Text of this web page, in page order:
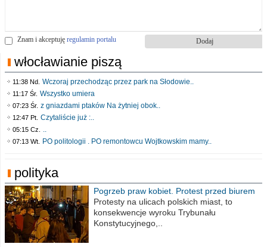
Znam i akceptuję regulamin portalu
włocławianie piszą
11:38 Nd. Wczoraj przechodząc przez park na Słodowie..
11:17 Śr. Wszystko umiera
07:23 Śr. z gniazdami ptaków Na żytniej obok..
12:47 Pt. Czytaliście już :..
05:15 Cz. ..
07:13 Wt. PO politologii . PO remontowcu Wojtkowskim mamy..
polityka
Pogrzeb praw kobiet. Protest przed biurem
poselskim PiS
Protesty na ulicach polskich miast, to
konsekwencje wyroku Trybunału
Konstytucyjnego,..